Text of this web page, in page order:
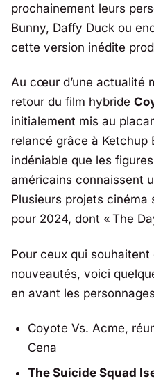
prochainement leurs
Bunny, Daffy Duck ou
cette version inédite
Au cœur d’une actualité
retour du film hybride
initialement mis au
relancé grâce à Ketchup
indéniable que les
américains connaissent
Plusieurs projets cinéma
pour 2024, dont « The
Pour ceux qui
nouveautés, voici
en avant les
Coyote Vs. Acme,
Cena
The Suicide Squad